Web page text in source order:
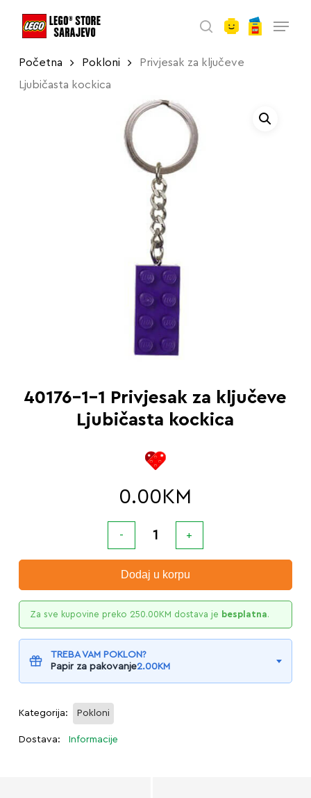
search
Početna Pokloni Privjesak za ključeve
Ljubičasta kockica
40176-1-1 Privjesak za ključeve
Ljubičasta kockica
0.00 KM
Dodaj u korpu
Za sve kupovine preko 250.00 KM dostava je besplatna.
TREBA VAM POKLON?
Papir za pakovanje2.00KM
Kategorija: Pokloni
Dostava: Informacije